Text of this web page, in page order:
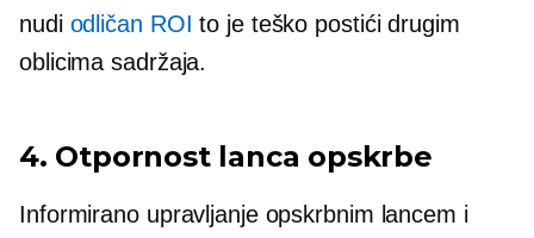
nudi odličan ROI to je teško postići drugim
oblicima sadržaja.
4. Otpornost lanca opskrbe
Informirano upravljanje opskrbnim lancem i